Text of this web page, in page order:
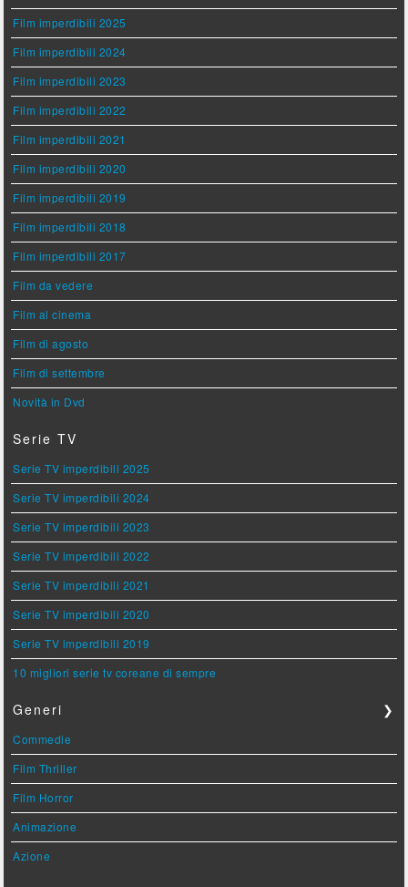
Film imperdibili 2025
Film imperdibili 2024
Film imperdibili 2023
Film imperdibili 2022
Film imperdibili 2021
Film imperdibili 2020
Film imperdibili 2019
Film imperdibili 2018
Film imperdibili 2017
Film da vedere
Film al cinema
Film di agosto
Film di settembre
Novità in Dvd
Serie TV
Serie TV imperdibili 2025
Serie TV imperdibili 2024
Serie TV imperdibili 2023
Serie TV imperdibili 2022
Serie TV imperdibili 2021
Serie TV imperdibili 2020
Serie TV imperdibili 2019
10 migliori serie tv coreane di sempre
Generi ❯
Commedie
Film Thriller
Film Horror
Animazione
Azione